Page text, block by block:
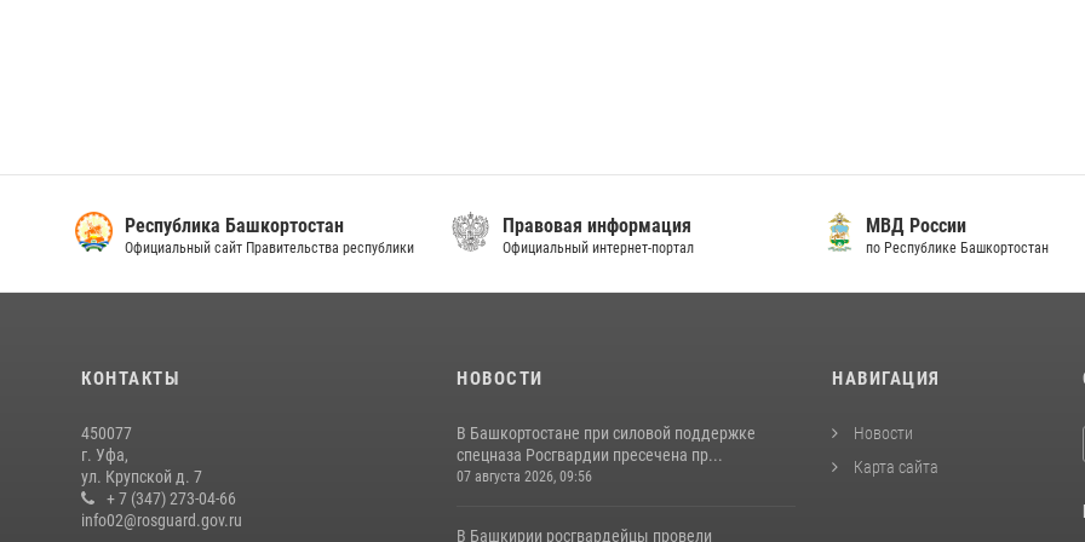
Республика Башкортостан
Официальный сайт Правительства республики
Правовая информация
Официальный интернет-портал
МВД России
по Республике Башкортостан
КОНТАКТЫ
450077
г. Уфа,
ул. Крупской д. 7
+ 7 (347) 273-04-66
info02@rosguard.gov.ru
НОВОСТИ
В Башкортостане при силовой поддержке
спецназа Росгвардии пресечена пр...
07 августа 2026, 09:56
В Башкирии росгвардейцы провели
НАВИГАЦИЯ
Новости
Карта сайта